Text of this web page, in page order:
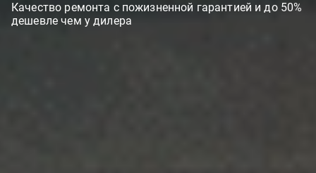
Качество ремонта с пожизненной гарантией и до 50%
дешевле чем у дилера